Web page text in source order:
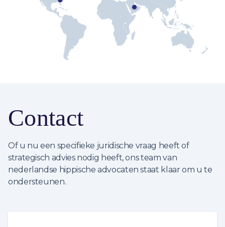
Contact
Of u nu een specifieke juridische vraag heeft of
strategisch advies nodig heeft, ons team van
nederlandse hippische advocaten staat klaar om u te
ondersteunen.